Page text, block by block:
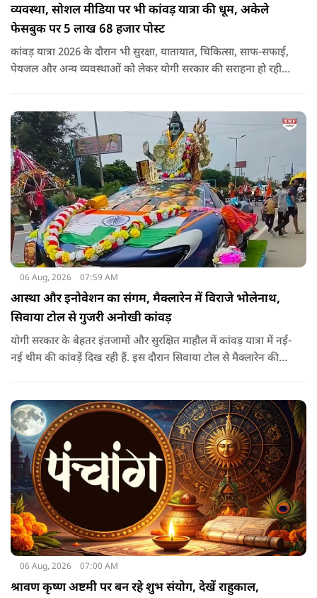
व्यवस्था, सोशल मीडिया पर भी कांवड़ यात्रा की धूम, अकेले
फेसबुक पर 5 लाख 68 हजार पोस्ट
कांवड़ यात्रा 2026 के दौरान भी सुरक्षा, यातायात, चिकित्सा, साफ-सफाई,
पेयजल और अन्य व्यवस्थाओं को लेकर योगी सरकार की सराहना हो रही
06 Aug, 2026 07:59 AM
आस्था और इनोवेशन का संगम, मैक्लारेन में विराजे भोलेनाथ,
सिवाया टोल से गुजरी अनोखी कांवड़
योगी सरकार के बेहतर इंतजामों और सुरक्षित माहौल में कांवड़ यात्रा में नई-
नई थीम की कांवड़ें दिख रही हैं. इस दौरान सिवाया टोल से मैक्लारेन की
06 Aug, 2026 07:00 AM
श्रावण कृष्ण अष्टमी पर बन रहे शुभ संयोग, देखें राहुकाल,